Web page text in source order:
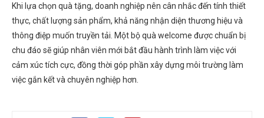
Khi lựa chọn quà tặng, doanh nghiệp nên cân nhắc đến tính thiết
thực, chất lượng sản phẩm, khả năng nhận diện thương hiệu và
thông điệp muốn truyền tải. Một bộ quà welcome được chuẩn bị
chu đáo sẽ giúp nhân viên mới bắt đầu hành trình làm việc với
cảm xúc tích cực, đồng thời góp phần xây dựng môi trường làm
việc gắn kết và chuyên nghiệp hơn.